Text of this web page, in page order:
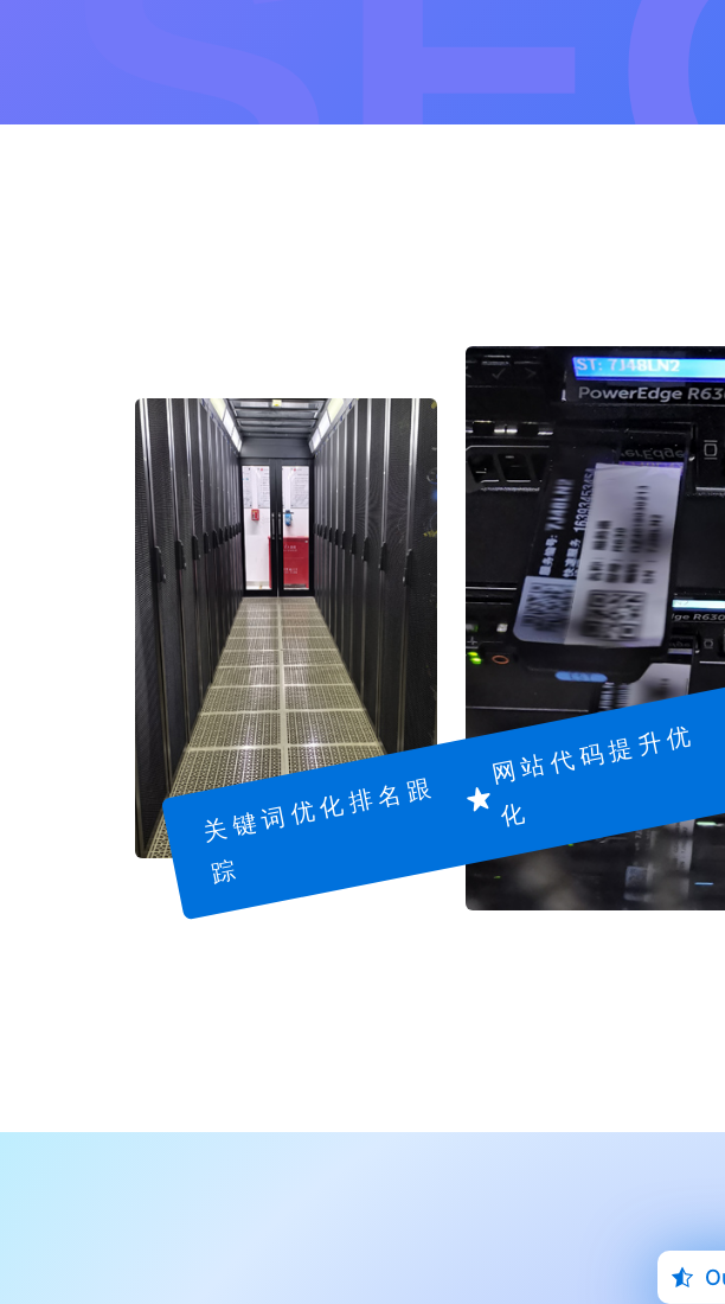
关
键
词
优
化
排
名
跟
踪
网
站
代
码
提
升
优
化